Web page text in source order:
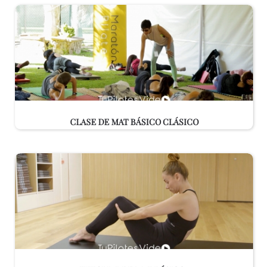
CLASE DE MAT BÁSICO CLÁSICO